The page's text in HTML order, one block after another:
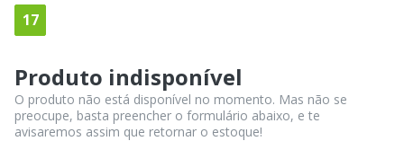
17
Produto indisponível
O produto não está disponível no momento. Mas não se
preocupe, basta preencher o formulário abaixo, e te
avisaremos assim que retornar o estoque!